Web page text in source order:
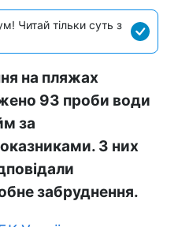
Читай тільки суть з
на пляжах
93 проби води
за
З них
забруднення.